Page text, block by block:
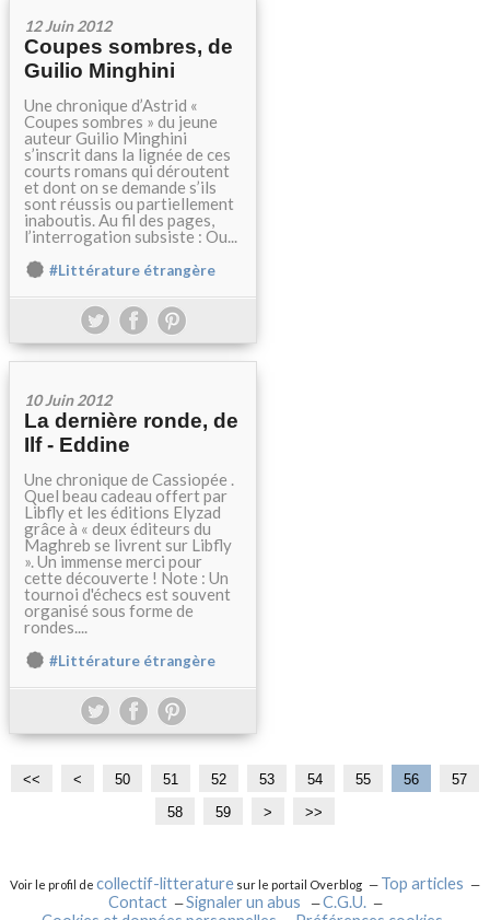
12 Juin 2012
Coupes sombres, de
Guilio Minghini
Une chronique d’Astrid «
Coupes sombres » du jeune
auteur Guilio Minghini
s’inscrit dans la lignée de ces
courts romans qui déroutent
et dont on se demande s’ils
sont réussis ou partiellement
inaboutis. Au fil des pages,
l’interrogation subsiste : Ou...
#Littérature étrangère
10 Juin 2012
La dernière ronde, de
Ilf - Eddine
Une chronique de Cassiopée .
Quel beau cadeau offert par
Libfly et les éditions Elyzad
grâce à « deux éditeurs du
Maghreb se livrent sur Libfly
». Un immense merci pour
cette découverte ! Note : Un
tournoi d'échecs est souvent
organisé sous forme de
rondes....
#Littérature étrangère
<< <
1
2
3
4
50 51 52 53 54 55 56
57
58
59 > >>
Voir le profil de collectif-litterature sur le portail Overblog
Top articles
Contact
Signaler un abus
C.G.U.